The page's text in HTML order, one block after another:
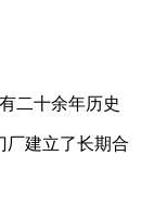
二十余年历史
厂建立了长期合